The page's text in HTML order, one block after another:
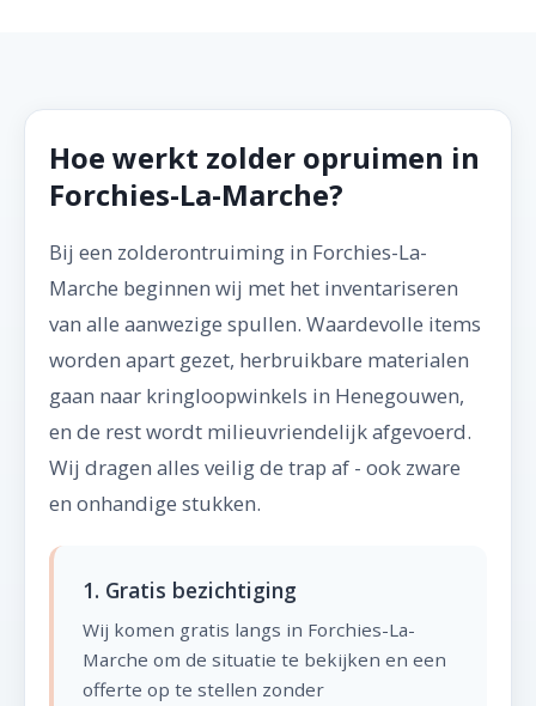
Hoe werkt zolder opruimen in
Forchies-La-Marche?
Bij een zolderontruiming in Forchies-La-
Marche beginnen wij met het inventariseren
van alle aanwezige spullen. Waardevolle items
worden apart gezet, herbruikbare materialen
gaan naar kringloopwinkels in Henegouwen,
en de rest wordt milieuvriendelijk afgevoerd.
Wij dragen alles veilig de trap af - ook zware
en onhandige stukken.
1. Gratis bezichtiging
Wij komen gratis langs in Forchies-La-
Marche om de situatie te bekijken en een
offerte op te stellen zonder